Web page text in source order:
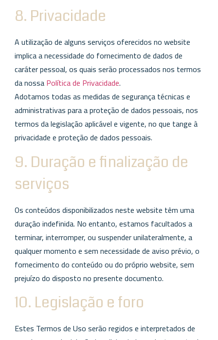
8. Privacidade
A utilização de alguns serviços oferecidos no website
implica a necessidade do fornecimento de dados de
caráter pessoal, os quais serão processados nos termos
da nossaPolítica de Privacidade.
Adotamos todas as medidas de segurança técnicas e
administrativas para a proteção de dados pessoais, nos
termos da legislação aplicável e vigente, no que tange à
privacidade e proteção de dados pessoais.
9. Duração e finalização de
serviços
Os conteúdos disponibilizados neste website têm uma
duração indefinida. No entanto, estamos facultados a
terminar, interromper, ou suspender unilateralmente, a
qualquer momento e sem necessidade de aviso prévio, o
fornecimento do conteúdo ou do próprio website, sem
prejuízo do disposto no presente documento.
10. Legislação e foro
Estes Termos de Uso serão regidos e interpretados de